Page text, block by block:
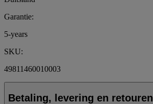
Garantie:
5-years
SKU:
49811460010003
Betaling, levering en retouren